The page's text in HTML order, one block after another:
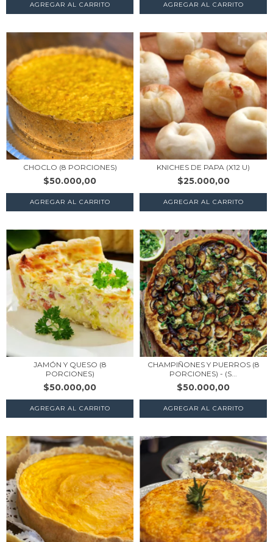
AGREGAR AL CARRITO AGREGAR AL CARRITO
CHOCLO (8 PORCIONES)
$50.000,00
AGREGAR AL CARRITO
KNICHES DE PAPA (X12 U)
$25.000,00
JAMÓN Y QUESO (8
PORCIONES)
$50.000,00
AGREGAR AL CARRITO
CHAMPIÑONES Y PUERROS (8
PORCIONES) - (S...
$50.000,00
AGREGAR AL CARRITO